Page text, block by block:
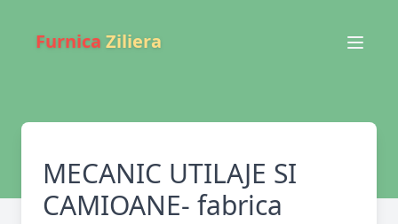
Furnica Ziliera
MECANIC UTILAJE SI
CAMIOANE- fabrica